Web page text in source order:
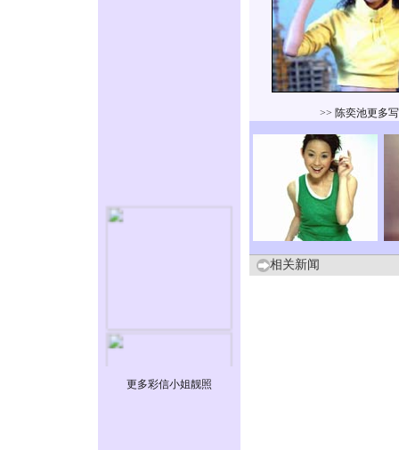
更多彩信小姐靓照
>> 陈奕池更多
相关新闻